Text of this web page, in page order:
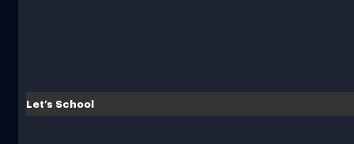
Let’s School